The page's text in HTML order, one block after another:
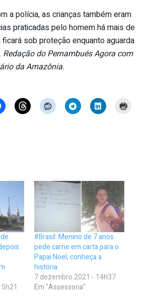
a polícia, as crianças também eram
praticadas pelo homem há mais de
sob proteção enquanto aguarda
Redação do Pernambués Agora com
da Amazônia.
#Brasil: Menino de 7 anos
pede carne em carta para o
Papai Noel; conheça a
história
7 dezembro 2021 - 14h37
Em "Assessoria"